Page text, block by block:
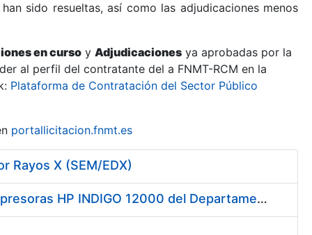
sido resueltas, así como las adjudicaciones menos
en curso y Adjudicaciones ya aprobadas por la
al perfil del contratante del a FNMT-RCM en la
Plataforma de Contratación del Sector Público
portallicitacion.fnmt.es
Rayos X (SEM/EDX)
Servicio de Mantenimiento y Asistencia Técnica Integral de las Impresoras HP INDIGO 12000 del Departamento de Timbre y serie III HP 7900 Departamento de Imprenta/Tarjetas en su sede de Madrid